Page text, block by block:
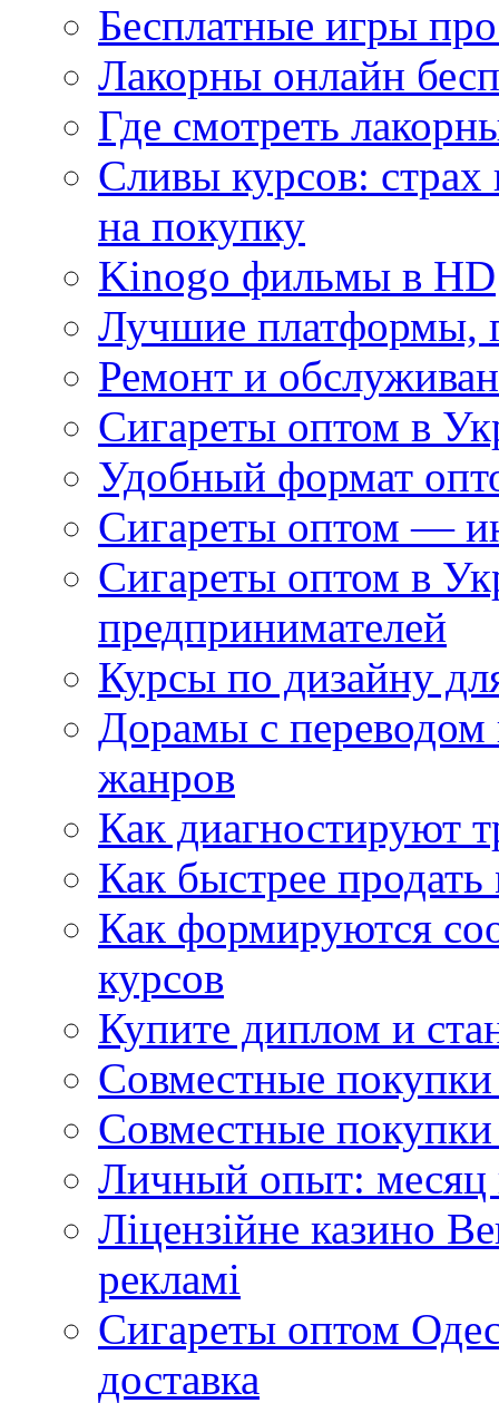
Бесплатные игры
Лакорны онлайн
Где смотреть
Сливы курсов:
на покупку
Kinogo фильмы в HD
Лучшие платформы,
Ремонт и
Сигареты оптом в
Удобный формат
Сигареты оптом —
Сигареты оптом в
предпринимателей
Курсы по дизайну
Дорамы с переводом
жанров
Как диагностируют
Как быстрее
Как формируются
курсов
Купите диплом и
Совместные
Совместные покупки
Личный опыт: месяц
Ліцензійне казино
рекламі
Сигареты оптом
доставка